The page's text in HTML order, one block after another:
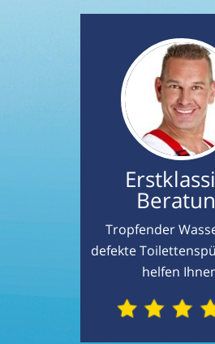
Tropfender
defekte
helfen